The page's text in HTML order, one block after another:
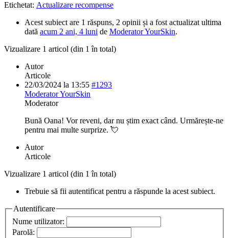
Etichetat: Actualizare recompense
Acest subiect are 1 răspuns, 2 opinii și a fost actualizat ultima
dată acum 2 ani, 4 luni de Moderator YourSkin.
Vizualizare 1 articol (din 1 în total)
Autor
Articole
22/03/2024 la 13:55 #1293
Moderator YourSkin
Moderator
Bună Oana! Vor reveni, dar nu știm exact când. Urmărește-ne
pentru mai multe surprize. 💘
Autor
Articole
Vizualizare 1 articol (din 1 în total)
Trebuie să fii autentificat pentru a răspunde la acest subiect.
Autentificare
Nume utilizator:
Parolă: